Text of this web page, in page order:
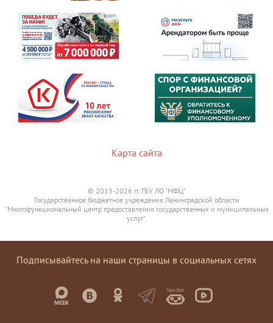
Карта сайта
© 2013-2026 гг. ГБУ ЛО "МФЦ"
Государственное бюджетное учреждение Ленинградской области
"Многофункциональный центр предоставления государственных и муниципальных
услуг".
Подписывайтесь на наши страницы в социальных сетях